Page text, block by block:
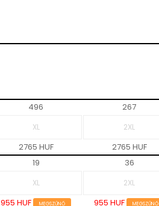
496 267
2765 HUF 2765 HUF
19
36
955 HUF MEGSZŰNŐ 955 HUF MEGSZŰNŐ